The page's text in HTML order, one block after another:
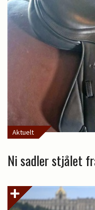
Aktuelt
Ni sadler stjålet